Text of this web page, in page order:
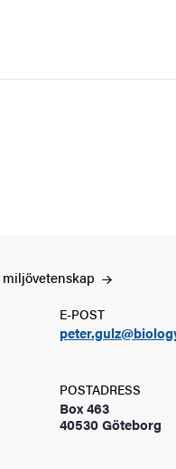
miljövetenskap
E-POST
POSTADRESS
Box 463
40530 Göteborg